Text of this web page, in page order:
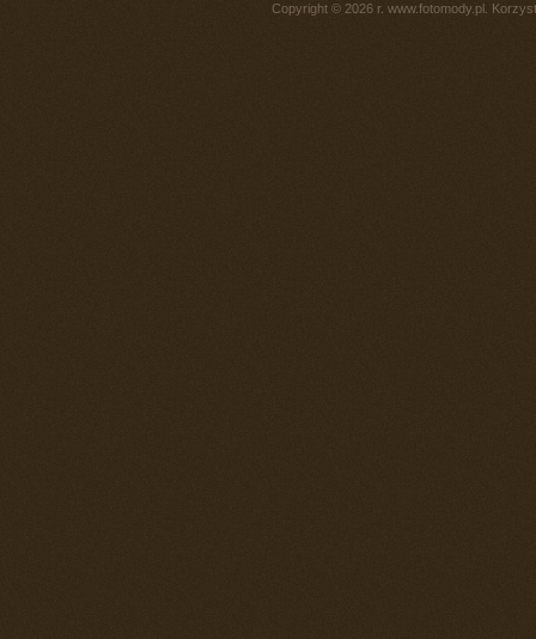
Copyright © 2026 r. www.fotomody.pl.